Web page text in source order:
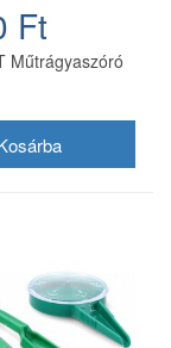
Ft
Műtrágyaszóró